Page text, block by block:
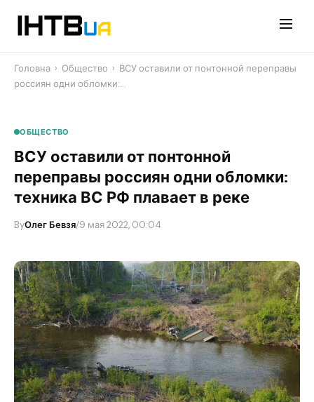
Головна › Общество › ВСУ оставили от понтонной переправы
россиян одни обломки:…
ОБЩЕСТВО
ВСУ оставили от понтонной
переправы россиян одни обломки:
техника ВС РФ плавает в реке
ByОлег Бевзя/9 мая 2022, 00:04